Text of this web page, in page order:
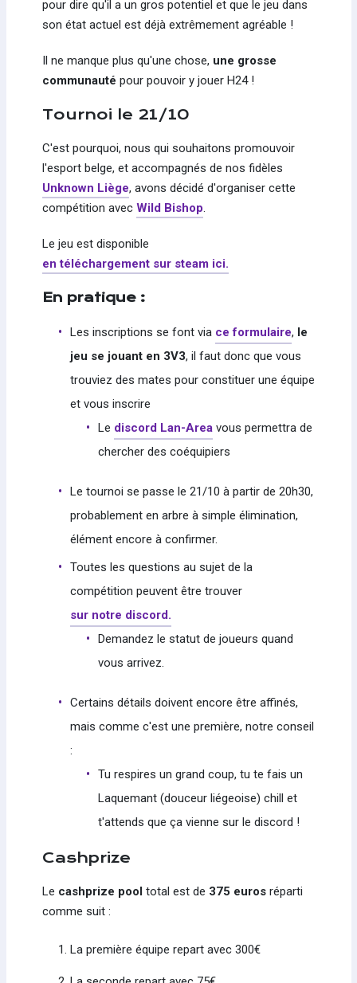
pour dire qu'il a un gros potentiel et que le jeu dans
son état actuel est déjà extrêmement agréable !
Il ne manque plus qu'une chose, une grosse
communauté pour pouvoir y jouer H24 !
Tournoi le 21/10
C'est pourquoi, nous qui souhaitons promouvoir
l'esport belge, et accompagnés de nos fidèles
Unknown Liège, avons décidé d'organiser cette
compétition avec Wild Bishop.
Le jeu est disponible
en téléchargement sur steam ici.
En pratique :
Les inscriptions se font via ce formulaire, le
jeu se jouant en 3V3, il faut donc que vous
trouviez des mates pour constituer une équipe
et vous inscrire
Le discord Lan-Areavous permettra de
chercher des coéquipiers
Le tournoi se passe le 21/10 à partir de 20h30,
probablement en arbre à simple élimination,
élément encore à confirmer.
Toutes les questions au sujet de la
compétition peuvent être trouver
sur notre discord.
Demandez le statut de joueurs quand
vous arrivez.
Certains détails doivent encore être affinés,
mais comme c'est une première, notre conseil
:
Tu respires un grand coup, tu te fais un
Laquemant (douceur liégeoise) chill et
t'attends que ça vienne sur le discord !
Cashprize
Le cashprize pooltotal est de 375 eurosréparti
comme suit :
La première équipe repart avec 300€